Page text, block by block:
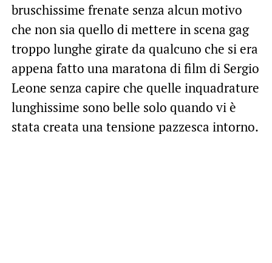
bruschissime frenate senza alcun motivo
che non sia quello di mettere in scena gag
troppo lunghe girate da qualcuno che si era
appena fatto una maratona di film di Sergio
Leone senza capire che quelle inquadrature
lunghissime sono belle solo quando vi è
stata creata una tensione pazzesca intorno.